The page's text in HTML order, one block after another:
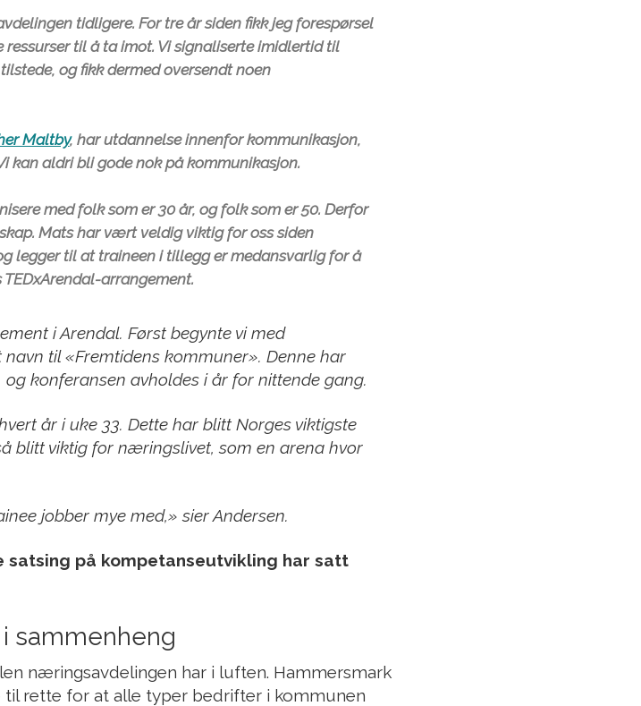
tidligere. For tre år siden fikk jeg forespørsel
ressurser til å ta imot. Vi signaliserte imidlertid til
og fikk dermed oversendt noen
Maltby, har utdannelse innenfor kommunikasjon,
kan aldri bli gode nok på kommunikasjon.
med folk som er 30 år, og folk som er 50. Derfor
Mats har vært veldig viktig for oss siden
legger til at traineen i tillegg er medansvarlig for å
arrangement.
i Arendal. Først begynte vi med
til «Fremtidens kommuner». Denne har
konferansen avholdes i år for nittende gang.
år i uke 33. Dette har blitt Norges viktigste
blitt viktig for næringslivet, som en arena hvor
jobber mye med,» sier Andersen.
satsing på kompetanseutvikling har satt
sammenheng
næringsavdelingen har i luften. Hammersmark
rette for at alle typer bedrifter i kommunen